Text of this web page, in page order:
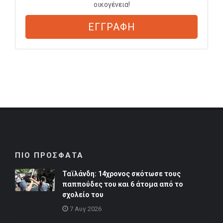
οικογένεια!
ΕΓΓΡΑΦΗ
ΠΙΟ ΠΡΟΣΦΑΤΑ
Ταϊλάνδη: 14χρονος σκότωσε τους
παππούδες του και 6 άτομα από το
σχολείο του
7 Αυγ 2026